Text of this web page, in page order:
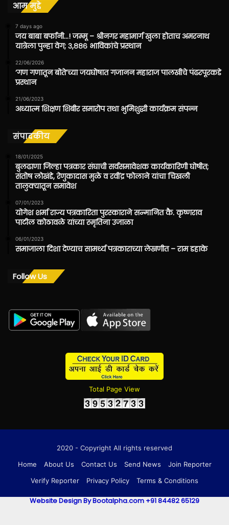
आम मुद्दे
7 days ago
जय बाबा बर्फानी…! जम्मू – श्रीनगर महामार्ग खुला होताच अमरनाथ
यात्रेला पुन्हा वेग; ३,८८६ भाविकांचे प्रस्थान
22/06/2026
‘गण गणातून बोते’च्या जयघोषात गजानन महाराज पालखीचे पंढरपूरकडे
प्रस्थान
21/06/2023
अध्यात्म शिक्षण शिबीर समारोप तथा भुमिशुद्धी कार्यक्रम संपन्न
संपादकीय
18/01/2025
बुलढाणा जिल्हा पत्रकार संघाची सर्वसमावेशक कार्यकारिणी घोषीत;
संतोष लोखंडे, रेणुकादास मुळे व रवींद्र फोलाने यांचा चिखली
तालुक्यातून समावेश
07/01/2023
योगेश शर्मा राज्य पत्रकारिता पुरस्काराने सन्मानित कै. कृष्णराव
पाटील कोठावळे यांच्या स्मृतिना उजाळा
06/01/2023
समाजाला दिशा देण्याच सामर्थ्य पत्रकाराच्या लेखणीत – राम डहाके
Follow Us
Total Page View
2020 - Copyright All rights reserved
Home
About Us Contact Us Send News
Join Reporter
Verify Reporter
Privacy Policy Terms & Conditions
Website Design By Bootalpha.com +91 84482 65129